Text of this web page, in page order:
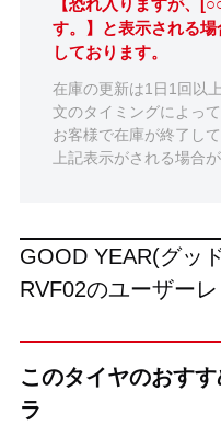
す。】と表示される
しております。
在庫の更新は1日1回以
文のタイミングによっ
お客様で在庫が終了し
上記表示がされる場合
GOOD YEAR(グッ
RVF02のユーザー
このタイヤのおす
ラ